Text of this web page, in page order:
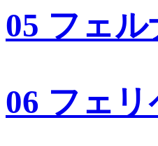
05 フェ
06 フェ